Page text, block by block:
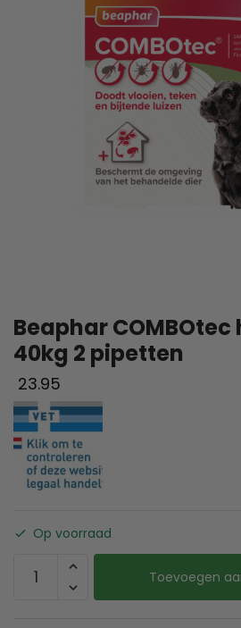
Beaphar
40kg 2 pipetten
23.95
Op voorraad
Toevoegen